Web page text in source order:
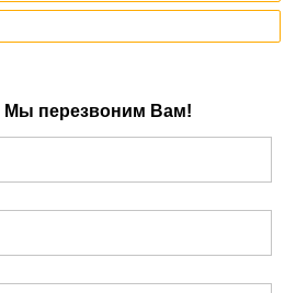
Мы перезвоним Вам!